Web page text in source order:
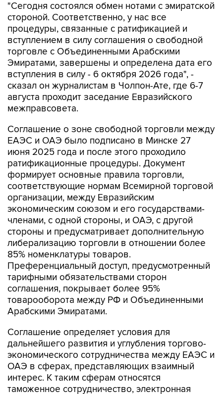
"Сегодня состоялся обмен нотами с эмиратской
стороной. Соответственно, у нас все
процедуры, связанные с ратификацией и
вступлением в силу соглашения о свободной
торговле с Объединенными Арабскими
Эмиратами, завершены и определена дата его
вступления в силу - 6 октября 2026 года", -
сказал он журналистам в Чолпон-Ате, где 6-7
августа проходит заседание Евразийского
межправсовета.
Соглашение о зоне свободной торговли между
ЕАЭС и ОАЭ было подписано в Минске 27
июня 2025 года и после этого проходило
ратификационные процедуры. Документ
формирует основные правила торговли,
соответствующие нормам Всемирной торговой
организации, между Евразийским
экономическим союзом и его государствами-
членами, с одной стороны, и ОАЭ, с другой
стороны и предусматривает дополнительную
либерализацию торговли в отношении более
85% номенклатуры товаров.
Преференциальный доступ, предусмотренный
тарифными обязательствами сторон
соглашения, покрывает более 95%
товарооборота между РФ и Объединенными
Арабскими Эмиратами.
Соглашение определяет условия для
дальнейшего развития и углубления торгово-
экономического сотрудничества между ЕАЭС и
ОАЭ в сферах, представляющих взаимный
интерес. К таким сферам относятся
таможенное сотрудничество, электронная